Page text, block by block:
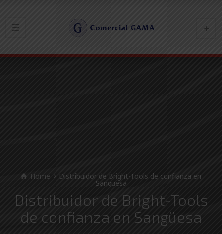
Home Distribuidor de Bright-Tools de confianza en
Sangüesa
Distribuidor de Bright-Tools
de confianza en Sangüesa